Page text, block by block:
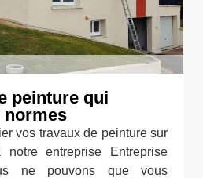
peinture qui
normes
vos travaux de peinture sur
entreprise Entreprise
ne pouvons que vous